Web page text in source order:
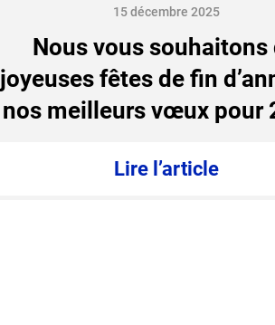
Nous vous souhaitons
joyeuses fêtes de fin
nos meilleurs vœux pour
15 décembre 2025
Lire l’article